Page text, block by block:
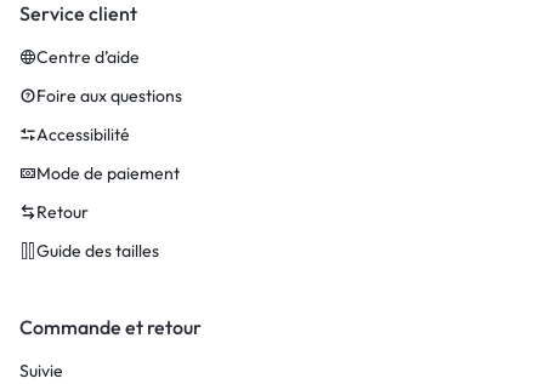
Service client
Centre d’aide
Foire aux questions
Accessibilité
Mode de paiement
Retour
Guide des tailles
Commande et retour
Suivie